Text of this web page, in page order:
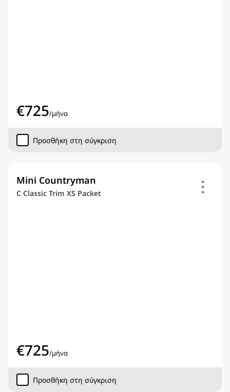
€725/μήνα
Προσθήκη στη σύγκριση
Mini Countryman
C Classic Trim XS Packet
€725/μήνα
Προσθήκη στη σύγκριση